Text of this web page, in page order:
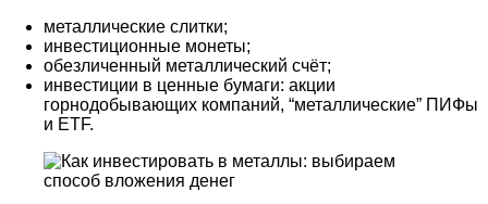
металлические слитки;
инвестиционные монеты;
обезличенный металлический счёт;
инвестиции в ценные бумаги: акции
горнодобывающих компаний, “металлические” ПИФы
и ETF.